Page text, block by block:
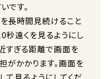
です。
長時間見続けること
秒遠くを見るようにし
すぎる距離で画面を
がかかります。画面を